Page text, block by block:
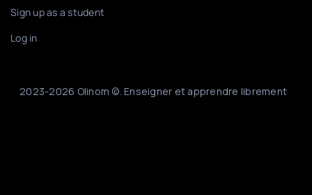
Sign up as a student
Log in
2023-2026 Olinom ©. Enseigner et apprendre librement